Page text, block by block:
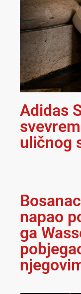
Adidas
uličnog
napao
ga